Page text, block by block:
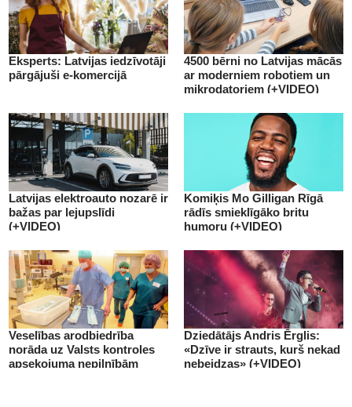
Eksperts: Latvijas iedzīvotāji
pārgājuši e-komercijā
4500 bērni no Latvijas mācās
ar moderniem robotiem un
mikrodatoriem (+VIDEO)
Latvijas elektroauto nozarē ir
bažas par lejupslīdi
(+VIDEO)
Komiķis Mo Gilligan Rīgā
rādīs smieklīgāko britu
humoru (+VIDEO)
Veselības arodbiedrība
norāda uz Valsts kontroles
apsekojuma nepilnībām
Dziedātājs Andris Ērglis:
«Dzīve ir strauts, kurš nekad
nebeidzas» (+VIDEO)